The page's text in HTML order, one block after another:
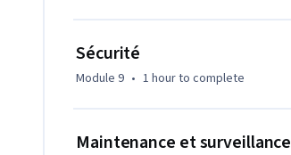
Sécurité
Module 9 • 1 hourto complete
Maintenance et surveillance